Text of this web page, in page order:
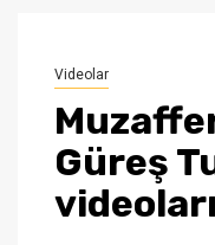
Videolar
Güreş
videoları